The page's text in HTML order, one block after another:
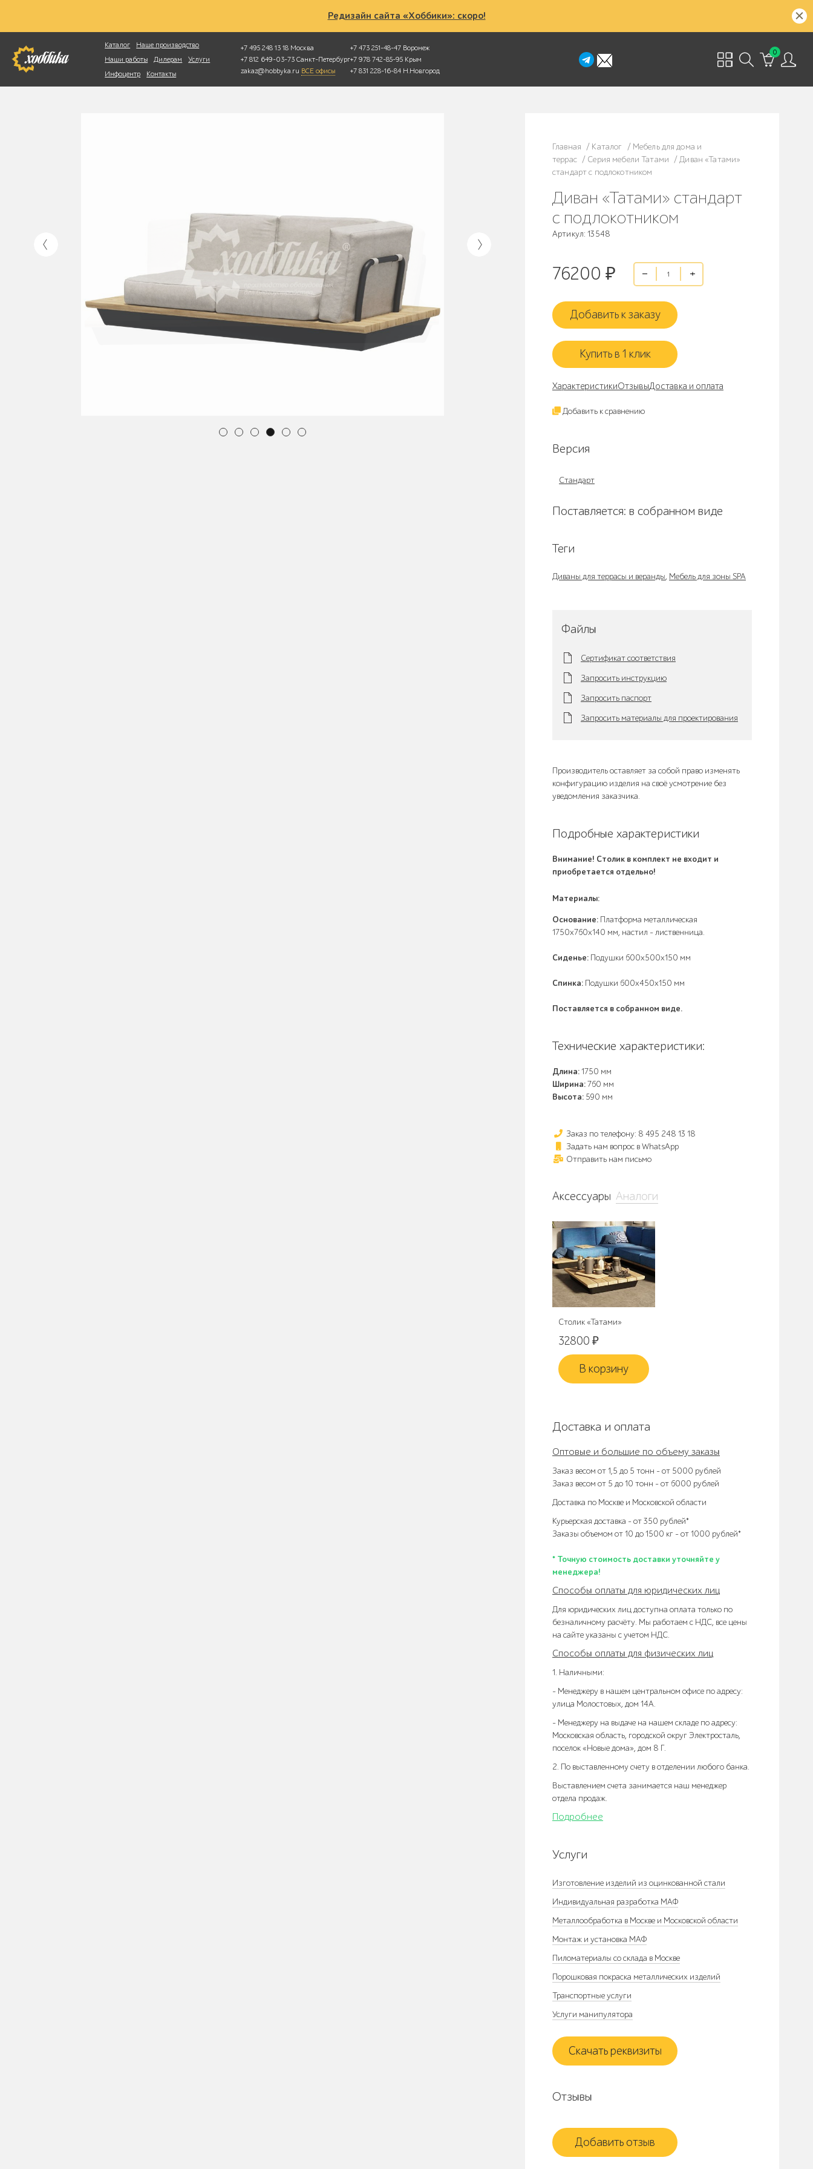
Редизайн сайта «Хоббики»: скоро!
Каталог
Наше производство
Наши работы
Дилерам
Услуги
Инфоцентр
Контакты
+7 495 248 13 18 Москва
+7 812 649-03-73 Санкт-Петербург
zakaz@hobbyka.ru ВСЕ офисы
+7 473 251-48-47 Воронеж
+7 978 742-85-95 Крым
+7 831 228-16-84 Н.Новгород
0
Фотопоиск
Главная / Каталог / Мебель для дома и
террас / Серия мебели Татами /Диван «Татами»
стандарт с подлокотником
Диван «Татами» стандарт
с подлокотником
Артикул: 13548
76200 ₽
Добавить к заказу
Купить в 1 клик
ХарактеристикиОтзывыДоставка и оплата
Добавить к сравнению
Версия
Стандарт
Поставляется: в собранном виде
Теги
Диваны для террасы и веранды, Мебель для зоны SPA
Файлы
Сертификат соответствия
Запросить инструкцию
Запросить паспорт
Запросить материалы для проектирования
Производитель оставляет за собой право изменять
конфигурацию изделия на своё усмотрение без
уведомления заказчика.
Подробные характеристики
Внимание! Столик в комплект не входит и
приобретается отдельно!
Материалы:
Основание: Платформа металлическая
1750х760x140 мм, настил - лиственница.
Сиденье: Подушки 600х500х150 мм
Спинка: Подушки 600х450х150 мм
Поставляется в собранном виде.
Технические характеристики:
Длина:1750 мм
Ширина:760 мм
Высота: 590 мм
Заказ по телефону: 8 495 248 13 18
Задать нам вопрос в WhatsApp
Отправить нам письмо
Аксессуары Аналоги
Столик «Татами»
32800 ₽
В корзину
Доставка и оплата
Оптовые и большие по объему заказы
Заказ весом от 1,5 до 5 тонн – от 5000 рублей
Заказ весом от 5 до 10 тонн – от 6000 рублей
Доставка по Москве и Московской области
Курьерская доставка – от 350 рублей*
Заказы объемом от 10 до 1500 кг – от 1000 рублей*
* Точную стоимость доставки уточняйте у
менеджера!
Способы оплаты для юридических лиц
Для юридических лиц доступна оплата только по
безналичному расчёту. Мы работаем с НДС, все цены
на сайте указаны с учетом НДС.
Способы оплаты для физических лиц
1. Наличными:
- Менеджеру в нашем центральном офисе по адресу:
улица Молостовых, дом 14А.
- Менеджеру на выдаче на нашем складе по адресу:
Московская область, городской округ Электросталь,
поселок «Новые дома», дом 8 Г.
2. По выставленному счету в отделении любого банка.
Выставлением счета занимается наш менеджер
отдела продаж.
Подробнее
Услуги
Изготовление изделий из оцинкованной стали
Индивидуальная разработка МАФ
Металлообработка в Москве и Московской области
Монтаж и установка МАФ
Пиломатериалы со склада в Москве
Порошковая покраска металлических изделий
Транспортные услуги
Услуги манипулятора
Скачать реквизиты
Отзывы
Добавить отзыв